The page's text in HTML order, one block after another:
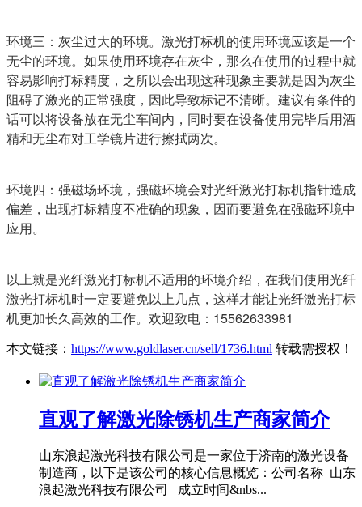
环境三：灰尘过大的环境。激光打标机的使用环境应该是一个
无尘的环境。如果使用环境存在灰尘，那么在使用的过程中就
容易影响打标精度，之所以会出现这种现象主要就是因为灰尘
阻碍了激光的正常强度，因此导致标记不清晰。建议有条件的
话可以将设备放在无尘车间内，同时要在设备使用完毕后用酒
精和无尘布对工学镜片进行擦拭两次。
环境四：强磁场环境，强磁环境会对光纤激光打标机指针造成
偏差，出现打标精度不准确的现象，因而要避免在强磁环境中
应用。
以上就是光纤激光打标机不适用的环境介绍，在我们使用光纤
激光打标机时一定要避免以上几点，这样才能让光纤激光打标
机更加长久高效的工作。欢迎致电：15562633981
本文链接： https://www.goldlaser.cn/sell/1736.html 转载需授权！
直观了解激光除锈机生产商家简介
山东浪起激光科技有限公司是一家位于济南的激光设备
制造商，以下是该公司的核心信息概览：公司名称 山东
浪起激光科技有限公司 成立时间&nbs...